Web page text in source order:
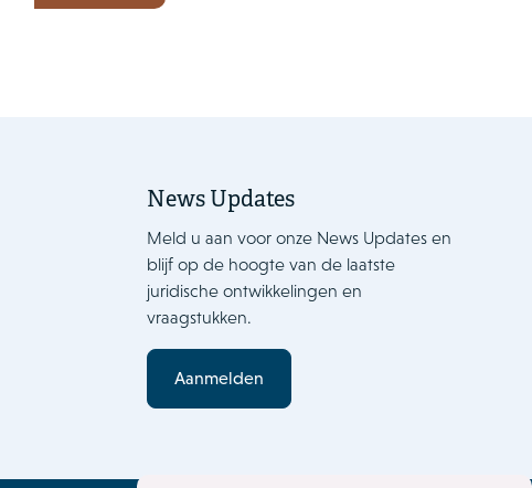
News Updates
Meld u aan voor onze News Updates en
blijf op de hoogte van de laatste
juridische ontwikkelingen en
vraagstukken.
Aanmelden